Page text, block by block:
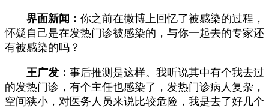
界面新闻： 你之前在微博上回忆了被感染的过程，
怀疑自己是在发热门诊被感染的，与你一起去的专家还
有被感染的吗？
王广发： 事后推测是这样。我听说其中有个我去过
的发热门诊，有个主任也感染了，发热门诊病人复杂，
空间狭小，对医务人员来说比较危险，我是去了好几个